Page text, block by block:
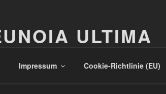
ULTIMA
Impressum Cookie-Richtlinie (EU)